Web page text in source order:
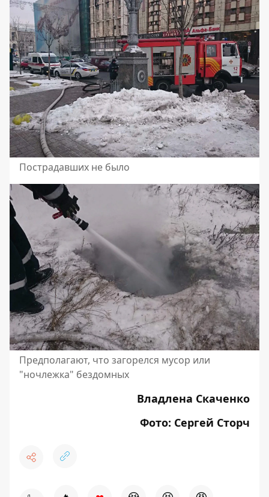
Пострадавших не было
Предполагают, что загорелся мусор или
"ночлежка" бездомных
Владлена Скаченко
Фото: Сергей Сторч